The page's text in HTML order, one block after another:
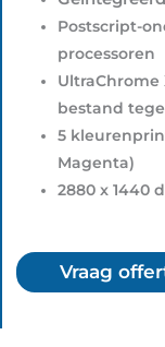
Postscript-
processoren
bestand
5
Magenta)
2880 x 1440
Vraag